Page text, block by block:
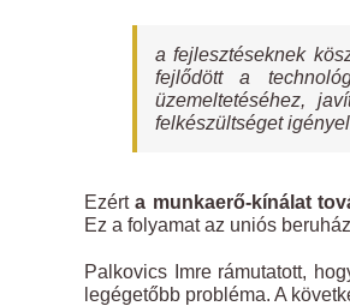
a fejlesztéseknek
fejlődött a
üzemeltetéséhez,
felkészültséget
Ezérta munkaerő-kínálat
Ez a folyamat az uniós
Palkovics Imre rámutatott,
legégetőbb probléma. A